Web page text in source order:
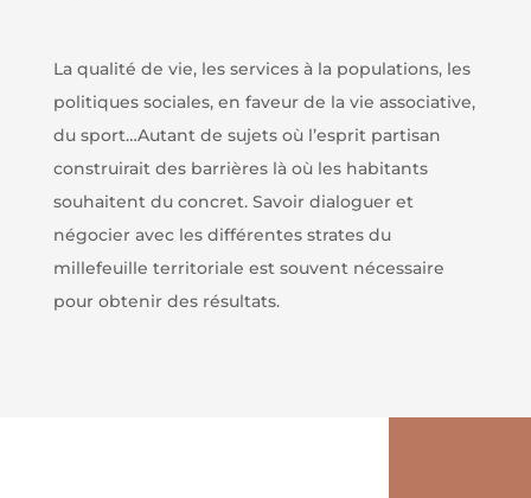
La qualité de vie, les services à la populations, les
politiques sociales, en faveur de la vie associative,
du sport…Autant de sujets où l’esprit partisan
construirait des barrières là où les habitants
souhaitent du concret. Savoir dialoguer et
négocier avec les différentes strates du
millefeuille territoriale est souvent nécessaire
pour obtenir des résultats.